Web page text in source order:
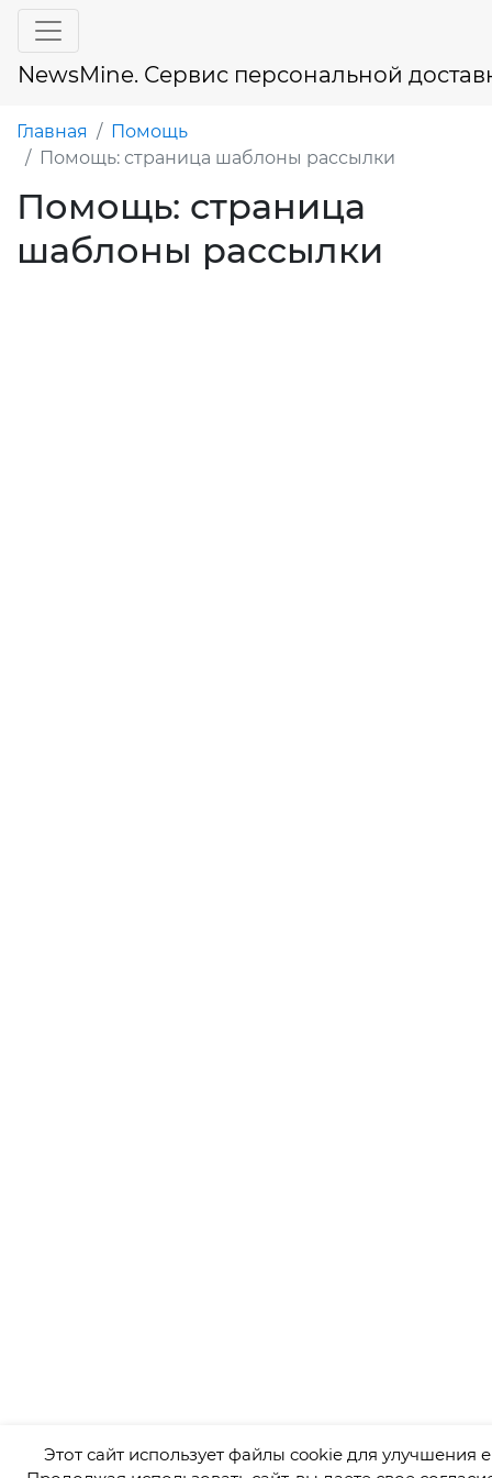
NewsMine. Сервис персональной
Главная
Помощь
Помощь: страница шаблоны рассылки
Помощь: страница
шаблоны рассылки
Этот сайт использует файлы cookie для улучшения